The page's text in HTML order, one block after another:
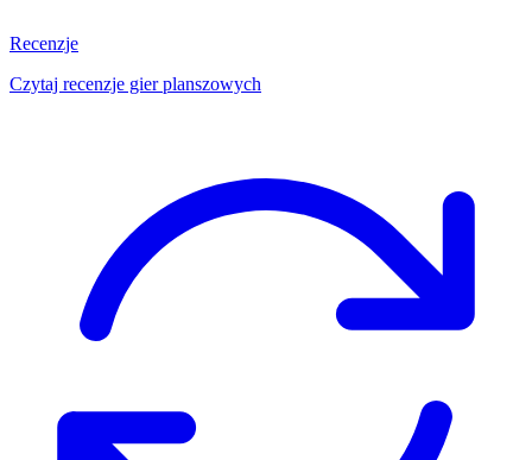
Recenzje
Czytaj recenzje gier planszowych